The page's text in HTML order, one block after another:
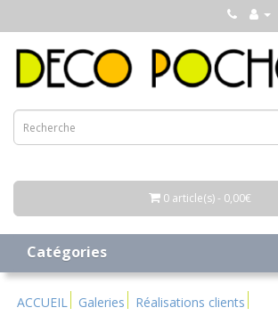
0 article(s) - 0,00€
Catégories
ACCUEIL Galeries Réalisations clients